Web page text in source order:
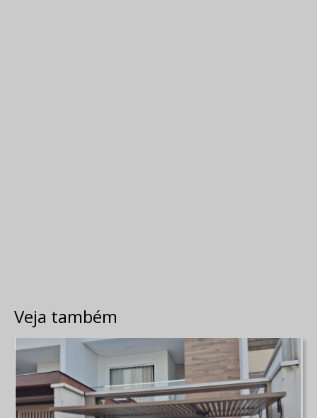
Veja também